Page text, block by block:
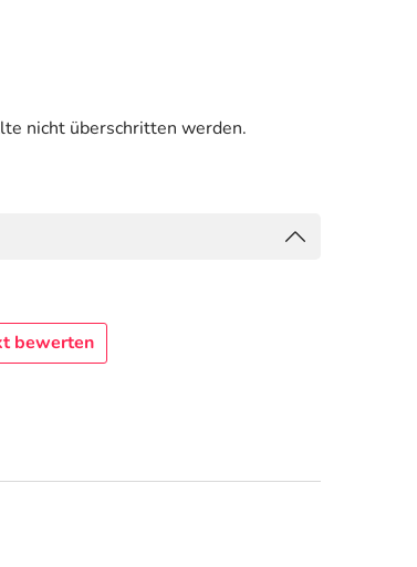
nicht überschritten werden.
bewerten